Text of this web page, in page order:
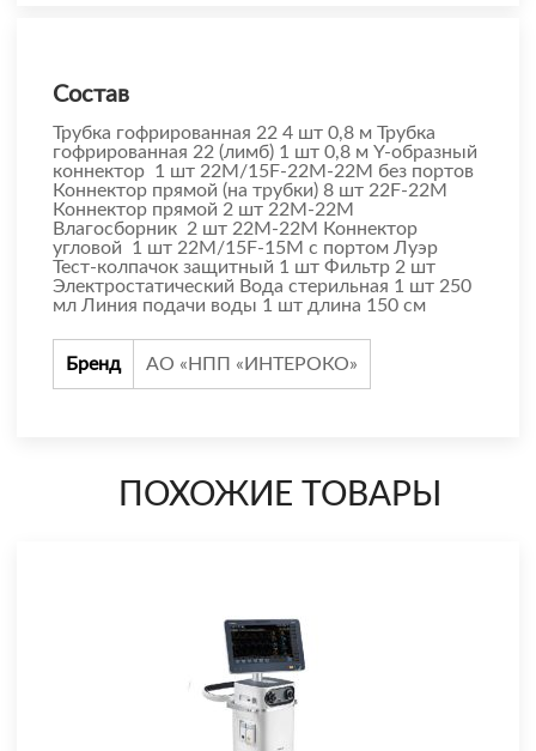
Состав
Трубка гофрированная 22 4 шт 0,8 м Трубка
гофрированная 22 (лимб) 1 шт 0,8 м Y-образный
коннектор 1 шт 22М/15F-22М-22М без портов
Коннектор прямой (на трубки) 8 шт 22F-22М
Коннектор прямой 2 шт 22М-22М
Влагосборник 2 шт 22М-22М Коннектор
угловой 1 шт 22М/15F-15М с портом Луэр
Тест-колпачок защитный 1 шт Фильтр 2 шт
Электростатический Вода стерильная 1 шт 250
мл Линия подачи воды 1 шт длина 150 см
Бренд АО «НПП «ИНТЕРОКО»
ПОХОЖИЕ ТОВАРЫ